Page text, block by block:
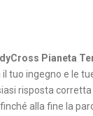
Pianeta
tuo ingegno e le
risposta
alla fine la